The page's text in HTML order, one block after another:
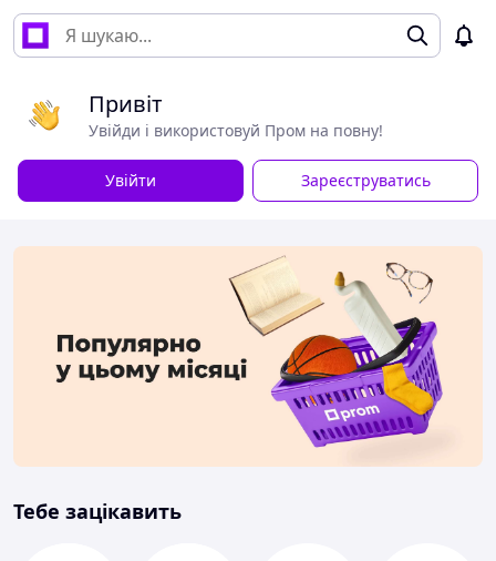
Привіт
Увійди і використовуй Пром на повну!
Увійти Зареєструватись
Тебе зацікавить